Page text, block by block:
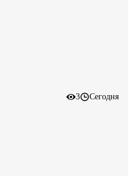
3 Сегодня